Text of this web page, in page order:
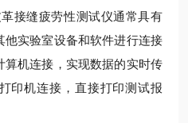
革接缝疲劳性测试仪通常具有
他实验室设备和软件进行连接
算机连接，实现数据的实时传
印机连接，直接打印测试报